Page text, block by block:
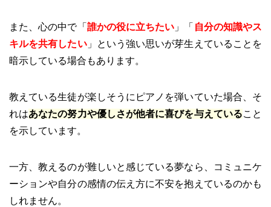
また、心の中で「 誰かの役に立ちたい 」「 自分の知識やス
キルを共有したい」という強い思いが芽生えていることを
暗示している場合もあります。
教えている生徒が楽しそうにピアノを弾いていた場合、そ
れはあなたの努力や優しさが他者に喜びを与えていること
を示しています。
一方、教えるのが難しいと感じている夢なら、コミュニケ
ーションや自分の感情の伝え方に不安を抱えているのかも
しれません。